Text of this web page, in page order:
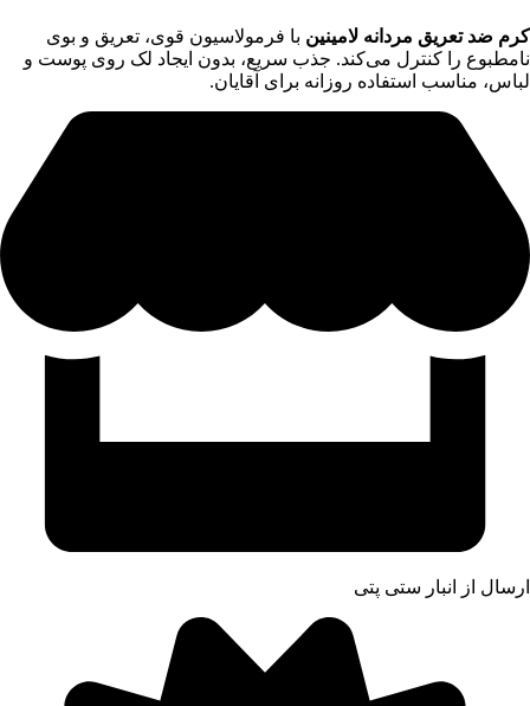
کرم ضد تعریق مردانه لامینین با فرمولاسیون قوی، تعریق و بوی
نامطبوع را کنترل می‌کند. جذب سریع، بدون ایجاد لک روی پوست و
لباس، مناسب استفاده روزانه برای آقایان.
ارسال از انبار ستی پتی